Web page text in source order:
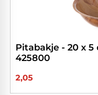
Pitabakje - 20 x 5
425800
2,05